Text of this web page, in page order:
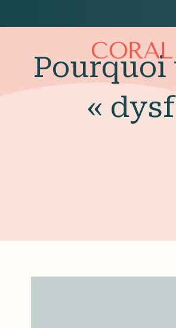
Pourquoi
«